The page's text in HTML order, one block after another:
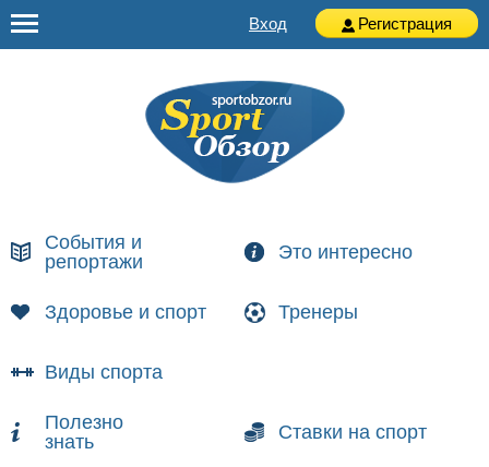
Вход Регистрация
События и
репортажи
Это интересно
Здоровье и спорт Тренеры
Виды спорта
Полезно
знать
Ставки на спорт